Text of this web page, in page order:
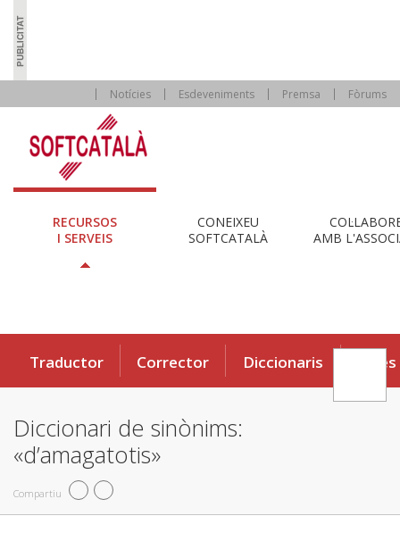
Notícies Esdeveniments Premsa Fòrums
RECURSOS
I SERVEIS
CONEIXEU
SOFTCATALÀ
AMB
Traductor Corrector Diccionaris Eines
Diccionari de sinònims:
«d’amagatotis»
Compartiu